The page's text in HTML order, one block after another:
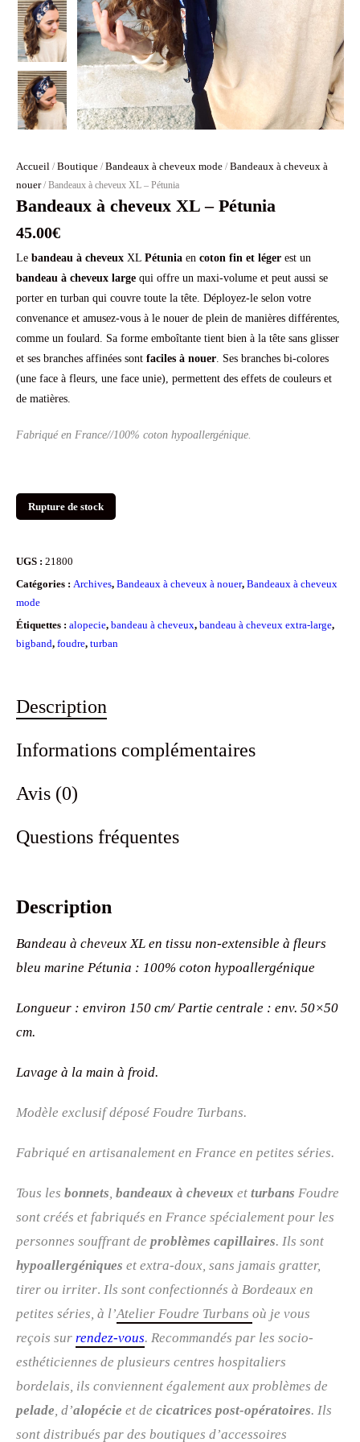
Accueil / Boutique / Bandeaux à cheveux mode / Bandeaux à cheveux à
nouer/ Bandeaux à cheveux XL – Pétunia
Bandeaux à cheveux XL – Pétunia
45.00€
Le bandeau à cheveux XL Pétunia en coton fin et léger est un
bandeau à cheveux large qui offre un maxi-volume et peut aussi se
porter en turban qui couvre toute la tête. Déployez-le selon votre
convenance et amusez-vous à le nouer de plein de manières différentes,
comme un foulard. Sa forme emboîtante tient bien à la tête sans glisser
et ses branches affinées sont faciles à nouer . Ses branches bi-colores
(une face à fleurs, une face unie), permettent des effets de couleurs et
de matières.
Fabriqué en France//100% coton hypoallergénique.
Rupture de stock
UGS : 21800
Catégories : Archives, Bandeaux à cheveux à nouer, Bandeaux à cheveux
mode
Étiquettes : alopecie, bandeau à cheveux, bandeau à cheveux extra-large,
bigband, foudre, turban
Description
Informations complémentaires
Avis (0)
Questions fréquentes
Description
Bandeau à cheveux XL en tissu non-extensible à fleurs
bleu marine Pétunia : 100% coton hypoallergénique
Longueur : environ 150 cm/ Partie centrale : env. 50×50
cm.
Lavage à la main à froid.
Modèle exclusif déposé Foudre Turbans.
Fabriqué en artisanalement en France en petites séries.
Tous les bonnets, bandeaux à cheveux et turbans Foudre
sont créés et fabriqués en France spécialement pour les
personnes souffrant de problèmes capillaires. Ils sont
hypoallergéniques et extra-doux, sans jamais gratter,
tirer ou irriter. Ils sont confectionnés à Bordeaux en
petites séries, à l’Atelier Foudre Turbans où je vous
reçois sur rendez-vous. Recommandés par les socio-
esthéticiennes de plusieurs centres hospitaliers
bordelais, ils conviennent également aux problèmes de
pelade, d’alopécie et de cicatrices post-opératoires. Ils
sont distribués par des boutiques d’accessoires